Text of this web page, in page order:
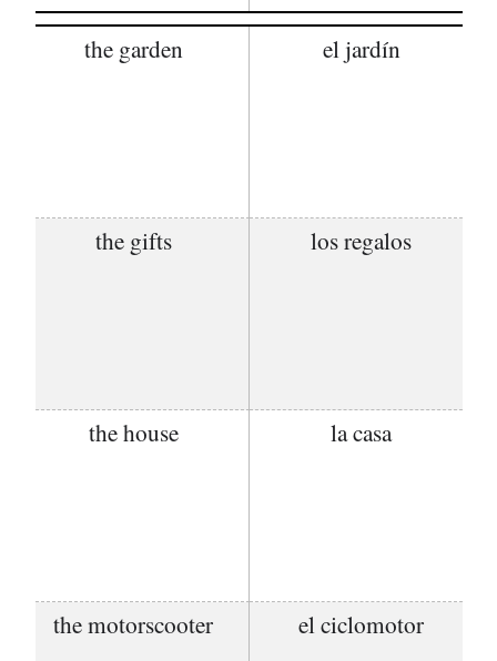
the garden el jardín
the gifts los regalos
the house la casa
the motorscooter el ciclomotor